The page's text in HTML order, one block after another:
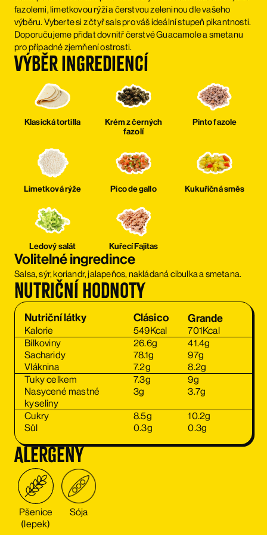
fazolemi, limetkovou rýží a čerstvou zeleninou dle vašeho
výběru. Vyberte si z čtyř sals pro váš ideální stupeň pikantnosti.
Doporučujeme přidat dovnitř čerstvé Guacamole a smetanu
pro případné zjemňení ostrosti.
Výběr ingrediencí
Klasická tortilla
Krém z černých
fazolí
Pinto fazole
Limetková rýže Pico de gallo Kukuřičná směs
Ledový salát Kuřecí Fajitas
Volitelné ingredince
Salsa, sýr, koriandr, jalapeňos, nakládaná cibulka a smetana.
Nutriční hodnoty
Nutriční látky
Clásico
Grande
Clásico
Grande
Kalorie 549Kcal 701Kcal
Bílkoviny
26.6g 41.4g
Sacharidy
78.1g 97g
Vláknina
7.2g 8.2g
Tuky celkem
7.3g 9g
Nasycené mastné
kyseliny
3g 3.7g
Cukry 8.5g 10.2g
Sůl
0.3g 0.3g
Alergeny
Pšenice
(lepek)
Sója